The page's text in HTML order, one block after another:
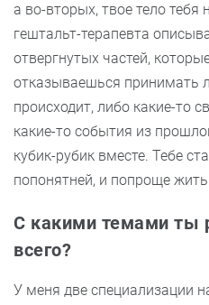
а во-вторых, твое тело
гештальт-терапевта
отвергнутых частей,
отказываешься принимать
происходит, либо какие-то
какие-то события из
кубик-рубик вместе. Тебе
попонятней, и попроще
С какими темами ты
всего?
У меня две специализации